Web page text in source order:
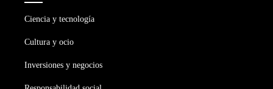
Ciencia y tecnología
Cultura y ocio
Inversiones y negocios